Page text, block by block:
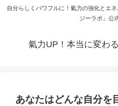
自分らしくパワフルに！氣力の強化とエ
ジーラボ」公
氣力UP！本当に変わ
あなたはどんな自分を